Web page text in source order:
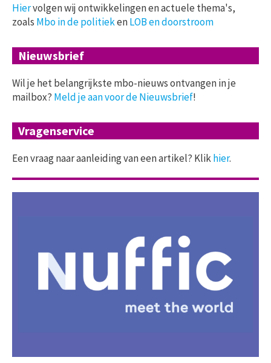
Hiervolgen wij ontwikkelingen en actuele thema's,
zoals Mbo in de politiekenLOB en doorstroom
Nieuwsbrief
Wil je het belangrijkste mbo-nieuws ontvangen in je
mailbox? Meld je aan voor de Nieuwsbrief!
Vragenservice
Een vraag naar aanleiding van een artikel? Klikhier.